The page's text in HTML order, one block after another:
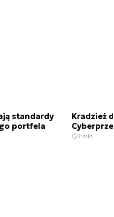
standardy
portfela
Kradzież
2 min.